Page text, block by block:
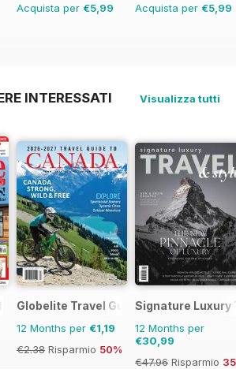
Acquista per €5,99 Acquista per €5,99
INTERESSATI
Visualizza tutti
Living
Globelite Travel Guides
12 Months per €1,19
€2.38 Risparmio 50%
Signature Luxury
12 Months per
€30,99
€47.96 Risparmio